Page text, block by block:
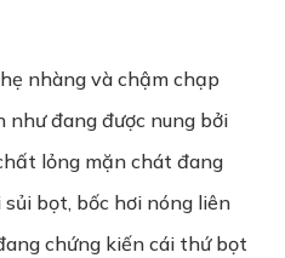
nhàng và chậm chạp
như đang được nung bởi
lỏng mặn chát đang
bọt, bốc hơi nóng liên
chứng kiến cái thứ bọt